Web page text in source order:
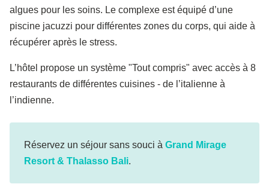
algues pour les soins. Le complexe est équipé d’une
piscine jacuzzi pour différentes zones du corps, qui aide à
récupérer après le stress.
L’hôtel propose un système "Tout compris" avec accès à 8
restaurants de différentes cuisines - de l’italienne à
l’indienne.
Réservez un séjour sans souci à Grand Mirage
Resort & Thalasso Bali.